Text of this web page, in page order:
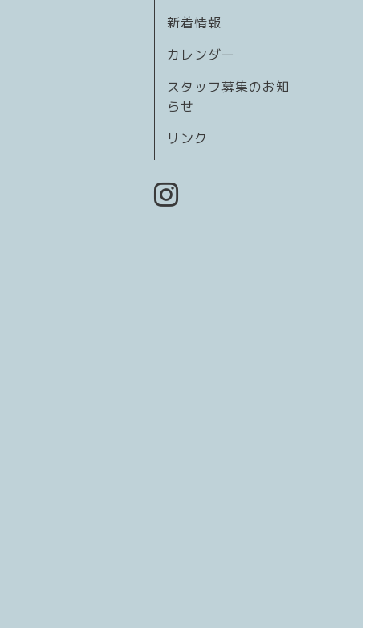
新着情報
カレンダー
スタッフ募集のお知
らせ
リンク